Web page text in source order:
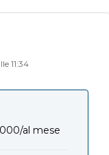
11:34
al mese